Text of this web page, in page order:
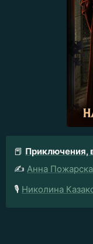
📕 Приключения,
✍️ Анна
🎙️ Николина